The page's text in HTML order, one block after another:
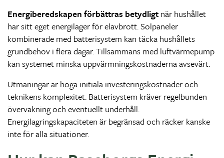
Energiberedskapen förbättras betydligt när hushållet
har sitt eget energilager för elavbrott. Solpaneler
kombinerade med batterisystem kan täcka hushållets
grundbehov i flera dagar. Tillsammans med luftvärmepump
kan systemet minska uppvärmningskostnaderna avsevärt.
Utmaningar är höga initiala investeringskostnader och
teknikens komplexitet. Batterisystem kräver regelbunden
övervakning och eventuellt underhåll.
Energilagringskapaciteten är begränsad och räcker kanske
inte för alla situationer.